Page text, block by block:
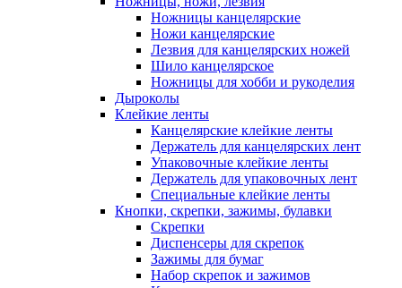
Ножницы канцелярские
Ножи канцелярские
Лезвия для канцелярских ножей
Шило канцелярское
Ножницы для хобби и рукоделия
Дыроколы
Клейкие ленты
Канцелярские клейкие ленты
Держатель для канцелярских лент
Упаковочные клейкие ленты
Держатель для упаковочных лент
Специальные клейкие ленты
Кнопки, скрепки, зажимы, булавки
Скрепки
Диспенсеры для скрепок
Зажимы для бумаг
Набор скрепок и зажимов